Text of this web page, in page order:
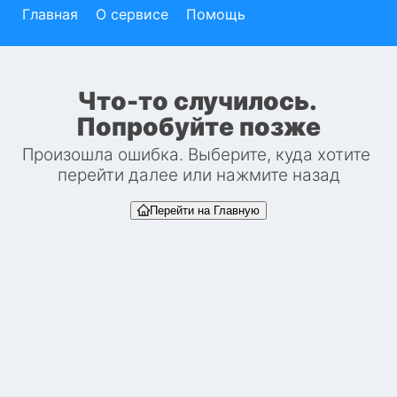
Главная О сервисе Помощь
Что-то случилось.
Попробуйте позже
Произошла ошибка. Выберите, куда хотите
перейти далее или нажмите назад
Перейти на Главную